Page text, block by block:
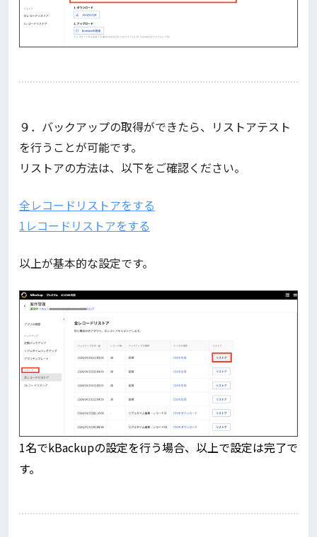
９．バックアップの取得ができたら、リストアテスト
を行うことが可能です。
リストアの方法は、以下をご確認ください。
全レコードリストアをする
1レコードリストアをする
以上が基本的な設定です。
1名でkBackupの設定を行う場合、以上で設定は完了で
す。